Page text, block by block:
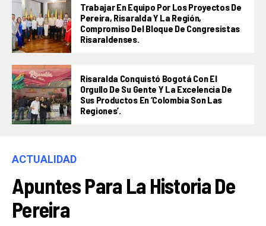
Trabajar En Equipo Por Los Proyectos De
Pereira, Risaralda Y La Región,
Compromiso Del Bloque De Congresistas
Risaraldenses.
Risaralda Conquistó Bogotá Con El
Orgullo De Su Gente Y La Excelencia De
Sus Productos En ‘Colombia Son Las
Regiones’.
ACTUALIDAD
Apuntes Para La Historia De
Pereira